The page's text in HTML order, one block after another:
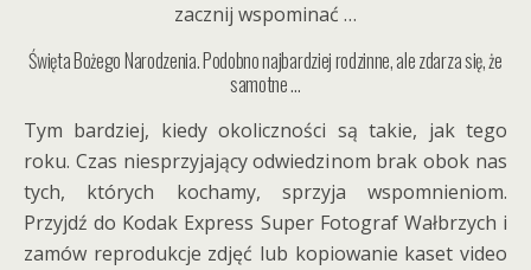
zacznij wspominać …
Święta Bożego Narodzenia. Podobno najbardziej rodzinne, ale zdarza się, że
samotne …
Tym bardziej, kiedy okoliczności są takie, jak tego
roku. Czas niesprzyjający odwiedzinom brak obok nas
tych, których kochamy, sprzyja wspomnieniom.
Przyjdź do Kodak Express Super Fotograf Wałbrzych i
zamów reprodukcje zdjęć lub kopiowanie kaset video